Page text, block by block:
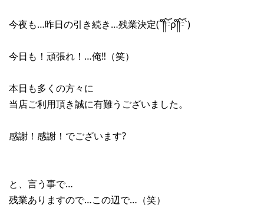
今夜も…昨日の引き続き…残業決定(´༎ຶོρ༎ຶོ`)
今日も！頑張れ！…俺‼︎（笑）
本日も多くの方々に
当店ご利用頂き誠に有難うございました。
感謝！感謝！でございます?
と、言う事で…
残業ありますので…この辺で…（笑）